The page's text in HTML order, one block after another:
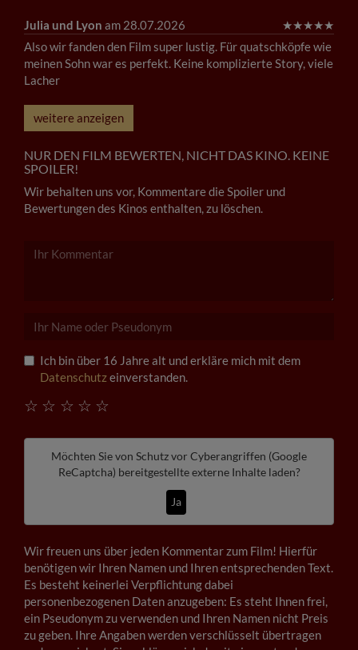
Julia und Lyon am 28.07.2026 ★★★★★
Also wir fanden den Film super lustig. Für quatschköpfe wie
meinen Sohn war es perfekt. Keine komplizierte Story, viele
Lacher
weitere anzeigen
NUR DEN FILM BEWERTEN, NICHT DAS KINO. KEINE
SPOILER!
Wir behalten uns vor, Kommentare die Spoiler und
Bewertungen des Kinos enthalten, zu löschen.
Ich bin über 16 Jahre alt und erkläre mich mit dem
Datenschutzeinverstanden.
☆
☆
☆
☆
☆
Möchten Sie von Schutz vor Cyberangriffen (Google
ReCaptcha) bereitgestellte externe Inhalte laden?
Ja
Wir freuen uns über jeden Kommentar zum Film! Hierfür
benötigen wir Ihren Namen und Ihren entsprechenden Text.
Es besteht keinerlei Verpflichtung dabei
personenbezogenen Daten anzugeben: Es steht Ihnen frei,
ein Pseudonym zu verwenden und Ihren Namen nicht Preis
zu geben. Ihre Angaben werden verschlüsselt übertragen